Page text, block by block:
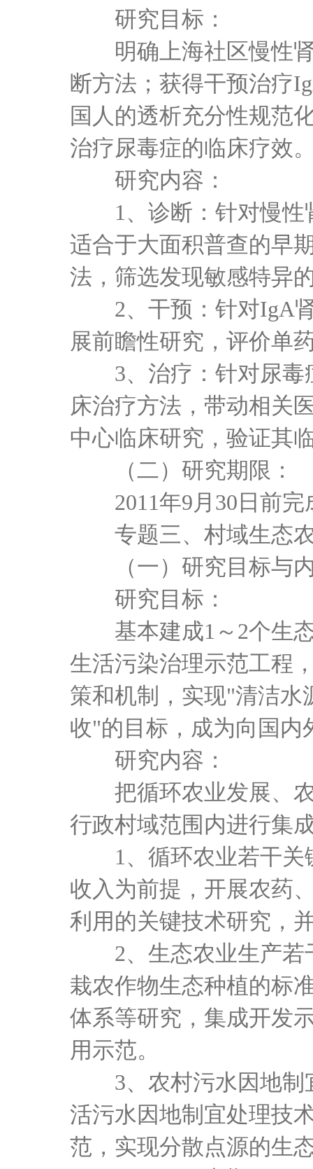
研究目标：
明确上海社区慢性肾
断方法；获得干预治疗
国人的透析充分性规范
治疗尿毒症的临床疗效
研究内容：
1、诊断：针对慢
适合于大面积普查的早
法，筛选发现敏感特异
2、干预：针对IgA
展前瞻性研究，评价单
3、治疗：针对尿
床治疗方法，带动相关
中心临床研究，验证其
（二）研究期限：
2011年9月30日前
专题三、村域生态农
（一）研究目标与
研究目标：
基本建成1～2个生
生活污染治理示范工程
策和机制，实现"清洁水
收"的目标，成为向国内
研究内容：
把循环农业发展、农
行政村域范围内进行集
1、循环农业若干
收入为前提，开展农药
利用的关键技术研究，
2、生态农业生产
栽农作物生态种植的标
体系等研究，集成开发
用示范。
3、农村污水因地
活污水因地制宜处理技
范，实现分散点源的生